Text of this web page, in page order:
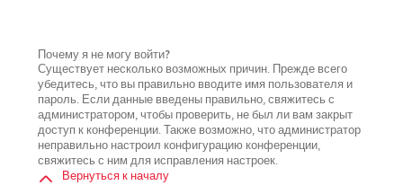
Почему я не могу войти?
Существует несколько возможных причин. Прежде всего
убедитесь, что вы правильно вводите имя пользователя и
пароль. Если данные введены правильно, свяжитесь с
администратором, чтобы проверить, не был ли вам закрыт
доступ к конференции. Также возможно, что администратор
неправильно настроил конфигурацию конференции,
свяжитесь с ним для исправления настроек.
Вернуться к началу